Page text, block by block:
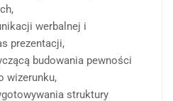
werbalnej i
prezentacji,
budowania pewności
wizerunku,
struktury